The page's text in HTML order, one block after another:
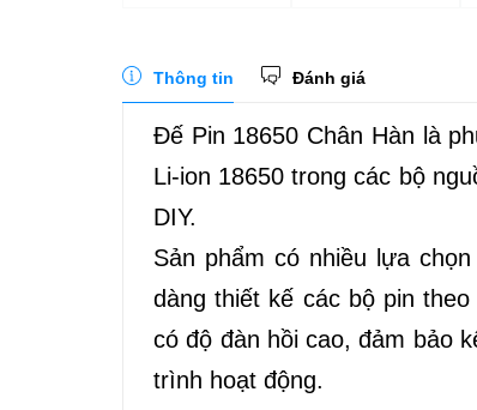
Thông tin Đánh giá
Đế Pin 18650 Chân Hàn là
Li-ion 18650 trong các bộ
DIY.
Sản phẩm có nhiều lựa
dàng thiết kế các bộ pin
có độ đàn hồi cao, đảm bảo
trình hoạt động.